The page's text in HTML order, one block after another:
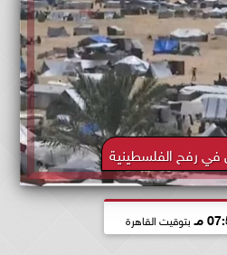
في رفح الفلسطينية
مـ بتوقيت القاهرة